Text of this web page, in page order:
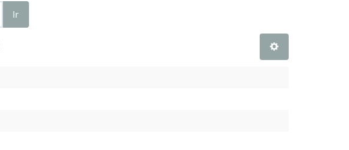
Ir